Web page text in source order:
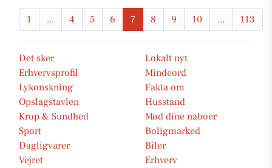
1 ... 4 5 6 7 8 9 10 ... 113
Det sker
Lokalt nyt
Erhvervsprofil
Mindeord
Lykønskning
Fakta om
Opslagstavlen
Husstand
Krop & Sundhed
Mød dine naboer
Sport
Boligmarked
Dagligvarer
Biler
Vejret
Erhverv